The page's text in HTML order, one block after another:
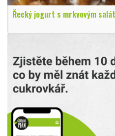
Řecký jogurt s mrkvovým